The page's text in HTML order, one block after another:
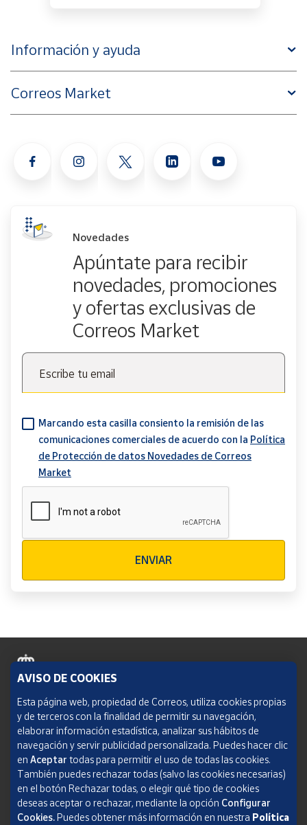
Información y ayuda
Correos Market
Novedades
Apúntate para recibir
novedades, promociones
y ofertas exclusivas de
Correos Market
Escribe tu email
Marcando esta casilla consiento la remisión de las
comunicaciones comerciales de acuerdo con la Política
de Protección de datos Novedades de Correos
Market
ENVIAR
Política de cookies
Aviso legal
Condiciones del servicio
Política de Privacidad Web
Informe de transparencia
AVISO DE COOKIES
Esta página web, propiedad de Correos, utiliza cookies propias
y de terceros con la finalidad de permitir su navegación,
elaborar información estadística, analizar sus hábitos de
navegación y servir publicidad personalizada. Puedes hacer clic
en Aceptar todas para permitir el uso de todas las cookies.
También puedes rechazar todas (salvo las cookies necesarias)
en el botón Rechazar todas, o elegir qué tipo de cookies
deseas aceptar o rechazar, mediante la opción Configurar
Cookies.Puedes obtener más información en nuestra Política